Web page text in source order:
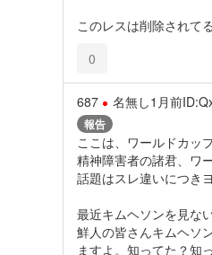
このレスは削除されて
0
687 名無し1月前
報告
ここは、ワールドカッ
精神障害者の諸君、ワ
話題はスレ違いにつき
最近キムヘソンを見な
鮮人の皆さんキムヘソ
ますよ。知ってた？知